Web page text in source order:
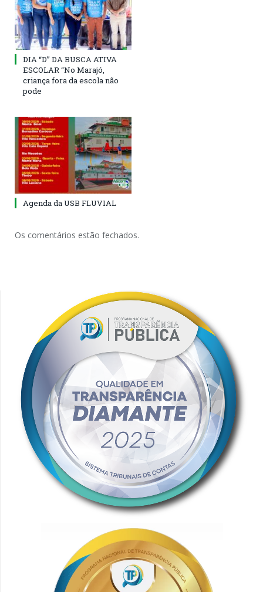
DIA “D” DA BUSCA ATIVA
ESCOLAR “No Marajó,
criança fora da escola não
pode
Agenda da USB FLUVIAL
Os comentários estão fechados.